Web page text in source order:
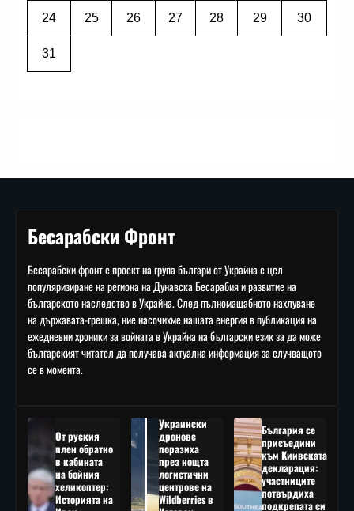
24 25 26 27 28 29 30
31
Бесарабски Фронт
Бесарабски фронт е проект на група българи от Украйна с цел
популяризиране на региона на Дунавска Бесарабия и развитие на
българското наследство в Украйна. След пълномащабното нахлуване
на държавата-грешка, ние насочихме нашата енергия в публикация на
ежедневни хроники за войната в Украйна на български език за да може
българският читател да получава актуална информация за случващото
се в момента.
От руския
плен обратно
в кабината
на бойния
хеликоптер:
Историята на
Украински
дронове
поразиха
през нощта
логистични
центрове на
Wildberries в
България се
присъедини
към Киивската
декларация:
участниците
потвърдиха
подкрепата си